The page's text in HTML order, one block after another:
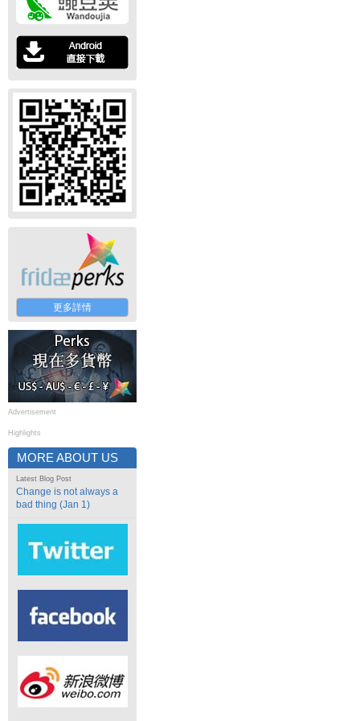
更多詳情
Advertisement
Highlights
MORE ABOUT US
Latest Blog Post
Change is not always a
bad thing (Jan 1)